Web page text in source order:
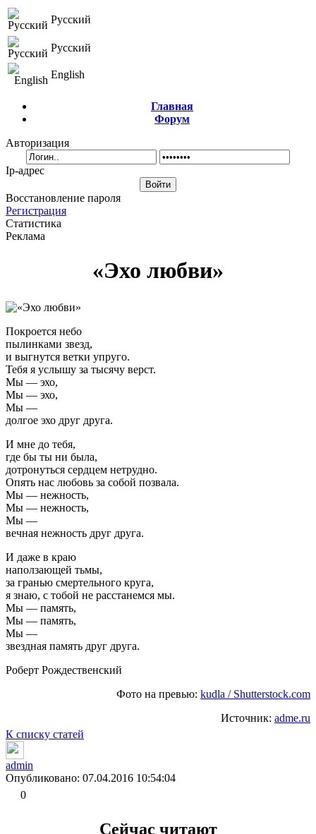
Русский
Русский
English
Главная
Форум
Авторизация
Ip-адрес
Восстановление пароля
Регистрация
Статистика
Реклама
«Эхо любви»
Покроется небо
пылинками звезд,
и выгнутся ветки упруго.
Тебя я услышу за тысячу верст.
Мы — эхо,
Мы — эхо,
Мы —
долгое эхо друг друга.
И мне до тебя,
где бы ты ни была,
дотронуться сердцем нетрудно.
Опять нас любовь за собой позвала.
Мы — нежность,
Мы — нежность,
Мы —
вечная нежность друг друга.
И даже в краю
наползающей тьмы,
за гранью смертельного круга,
я знаю, с тобой не расстанемся мы.
Мы — память,
Мы — память,
Мы —
звездная память друг друга.
Роберт Рождественский
Фото на превью: kudla / Shutterstock.com
Источник: adme.ru
К списку статей
admin
Опубликовано: 07.04.2016 10:54:04
0
Сейчас читают